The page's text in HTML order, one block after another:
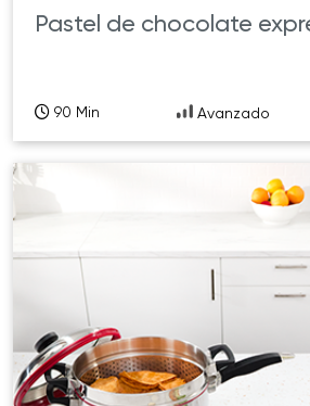
Pastel de chocolate
90 Min Avanzado